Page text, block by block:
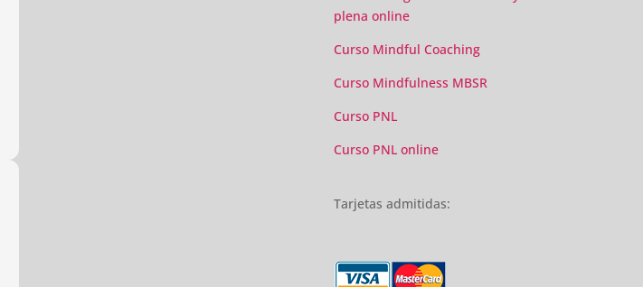
plena online
Curso Mindful Coaching
Curso Mindfulness MBSR
Curso PNL
Curso PNL online
Tarjetas admitidas: